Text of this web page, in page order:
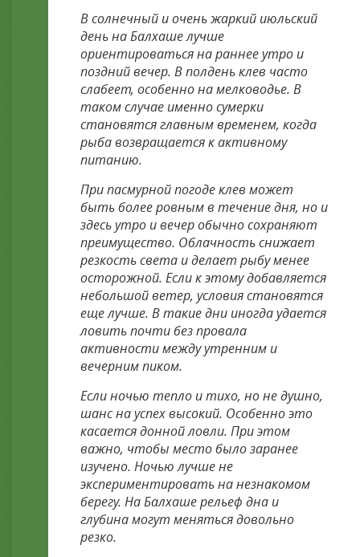
В солнечный и очень жаркий июльский
день на Балхаше лучше
ориентироваться на раннее утро и
поздний вечер. В полдень клев часто
слабеет, особенно на мелководье. В
таком случае именно сумерки
становятся главным временем, когда
рыба возвращается к активному
питанию.
При пасмурной погоде клев может
быть более ровным в течение дня, но и
здесь утро и вечер обычно сохраняют
преимущество. Облачность снижает
резкость света и делает рыбу менее
осторожной. Если к этому добавляется
небольшой ветер, условия становятся
еще лучше. В такие дни иногда удается
ловить почти без провала
активности между утренним и
вечерним пиком.
Если ночью тепло и тихо, но не душно,
шанс на успех высокий. Особенно это
касается донной ловли. При этом
важно, чтобы место было заранее
изучено. Ночью лучше не
экспериментировать на незнакомом
берегу. На Балхаше рельеф дна и
глубина могут меняться довольно
резко.